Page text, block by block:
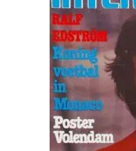
Puntertjes
Contact